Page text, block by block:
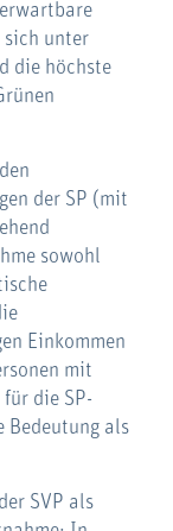
sich unter
die höchste
der SP (mit
sowohl
Einkommen
mit
die SP-
Bedeutung als
SVP als